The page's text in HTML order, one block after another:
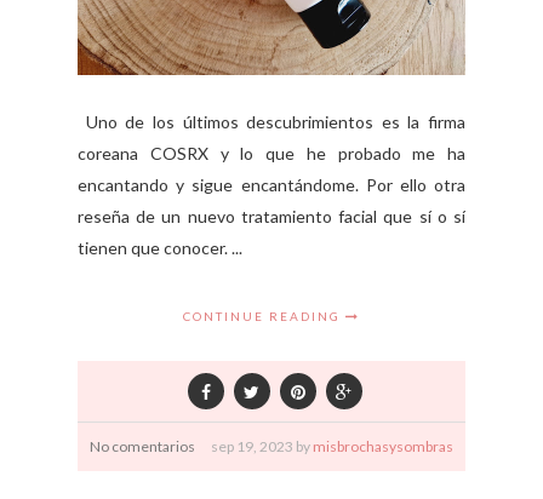
Uno de los últimos descubrimientos es la firma
coreana COSRX y lo que he probado me ha
encantando y sigue encantándome. Por ello otra
reseña de un nuevo tratamiento facial que sí o sí
tienen que conocer. ...
CONTINUE READING
No comentarios sep 19, 2023 by misbrochasysombras